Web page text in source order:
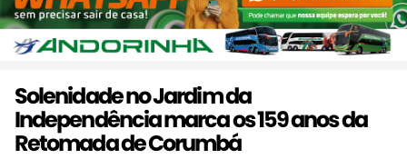
Solenidade no Jardim da
Independência marca os 159 anos da
Retomada de Corumbá